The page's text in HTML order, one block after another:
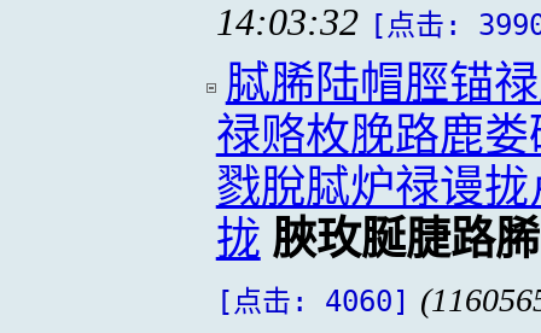
14:03:32 [点击:
脦脪陆帽脛锚
禄赂枚脕路鹿
戮脫脦炉禄谩
拢 脥玫脠脻路脪
[点击: 4060]